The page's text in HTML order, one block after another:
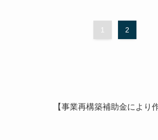
1 2
【事業再構築補助金により